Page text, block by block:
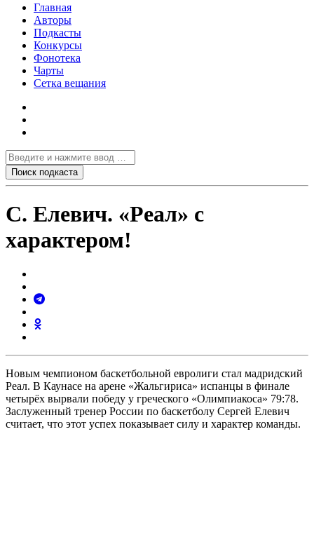
Главная
Авторы
Подкасты
Конкурсы
Фонотека
Чарты
Сетка вещания
С. Елевич. «Реал» с
характером!
Новым чемпионом баскетбольной евролиги стал мадридский
Реал. В Каунасе на арене «Жальгириса» испанцы в финале
четырёх вырвали победу у греческого «Олимпиакоса» 79:78.
Заслуженный тренер России по баскетболу Сергей Елевич
считает, что этот успех показывает силу и характер команды.